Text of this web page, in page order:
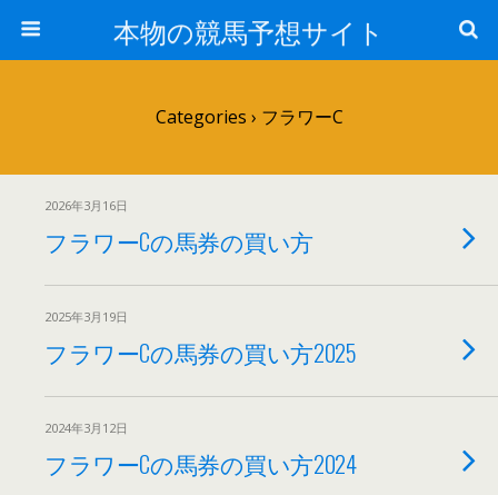
本物の競馬予想サイト
Categories › フラワーC
2026年3月16日
フラワーCの馬券の買い方
2025年3月19日
フラワーCの馬券の買い方2025
2024年3月12日
フラワーCの馬券の買い方2024